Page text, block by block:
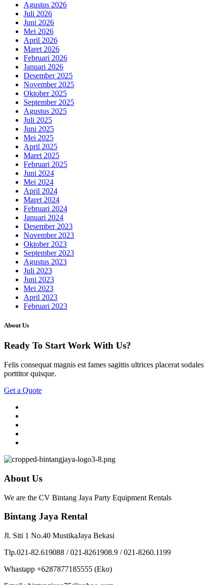
Agustus 2026
Juli 2026
Juni 2026
Mei 2026
April 2026
Maret 2026
Februari 2026
Januari 2026
Desember 2025
November 2025
Oktober 2025
September 2025
Agustus 2025
Juli 2025
Juni 2025
Mei 2025
April 2025
Maret 2025
Februari 2025
Juni 2024
Mei 2024
April 2024
Maret 2024
Februari 2024
Januari 2024
Desember 2023
November 2023
Oktober 2023
September 2023
Agustus 2023
Juli 2023
Juni 2023
Mei 2023
April 2023
Februari 2023
About Us
Ready To StartWork With Us?
Felis consequat magnis est fames sagittis ultrices placerat sodales
porttitor quisque.
Get a Quote
About Us
We are the CV Bintang Jaya Party Equipment Rentals
Bintang Jaya Rental
Jl. Siti 1 No.40 MustikaJaya Bekasi
Tlp.021-82.619088 / 021-8261908.9 / 021-8260.1199
Whastapp +6287877185555 (Eko)